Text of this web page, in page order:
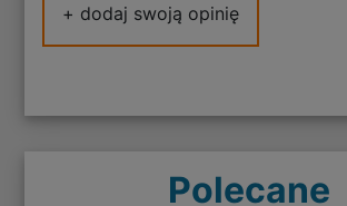
+ dodaj swoją opinię
Polecane